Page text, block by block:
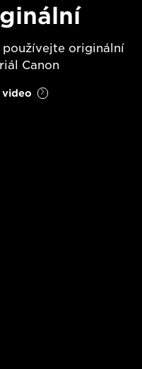
používejte originální
Canon
video